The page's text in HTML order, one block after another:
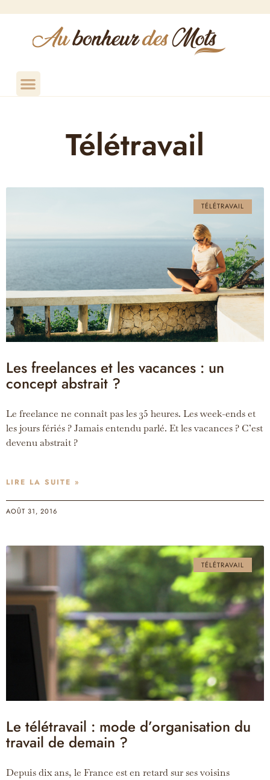
Télétravail
TÉLÉTRAVAIL
Les freelances et les vacances : un
concept abstrait ?
Le freelance ne connaît pas les 35 heures. Les week-ends et
les jours fériés ? Jamais entendu parlé. Et les vacances ? C’est
devenu abstrait ?
LIRE LA SUITE »
AOÛT 31, 2016
TÉLÉTRAVAIL
Le télétravail : mode d’organisation du
travail de demain ?
Depuis dix ans, le France est en retard sur ses voisins